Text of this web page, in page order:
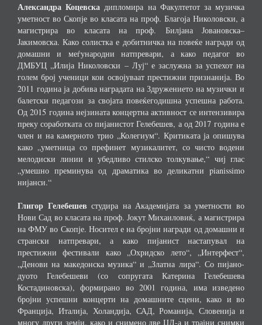
Александра Коцевска дипломира на Факултетот за музичка
уметност во Скопје во класата на проф. Благоја Николовски, а
магистрира во класата на проф. Билјана Јовановска–
Јакимовска. Како солистка е добитничка на повеќе награди од
домашни и меѓународни натпревари, а како педагог во
ДМБУЦ „Илија Николовски – Луј“ е заслужна за успехот на
голем број ученици кои освојуваат престижни признанија. Во
2011 година ја добива наградата на Здружението на музички и
балетски педагози за својата повеќегодишна успешна работа.
Од 2015 година нејзината концертна активност се интензивира
преку соработката со пијанистот Гелебешев, а од 2017 година е
член и на камерното трио „Колегиум“. Критиката ја опишува
како „уметница со префинет музикалитет, со чисто водени
мелодиски линии и убедливо стилско толкување,“ чиј глас
„умешно преминува од драматика во деликатни pianissimo
нијанси.“
Глигор Гелебешев студира на Академијата за уметности во
Нови Сад во класата на проф. Јокут Михаиловиќ, а магистрира
на ФМУ во Скопје. Носител е на бројни награди од домашни и
странски натпревари, а како пијанист настапувал на
престижни фестивали како „Охридско лето“, „Интерфест“,
„Денови на македонска музика“ и „Златна лира“. Со пијано-
дуото Гелебешеви (со сопругата Катерина Гелебешева
Костадиновска), формирано во 2001 година, има изведено
бројни успешни концерти на домашните сцени, како и во
Франција, Италија, Холандија, САД, Романија, Словенија и
многу други земји, како и снимено две ЦД-а и трајни снимки